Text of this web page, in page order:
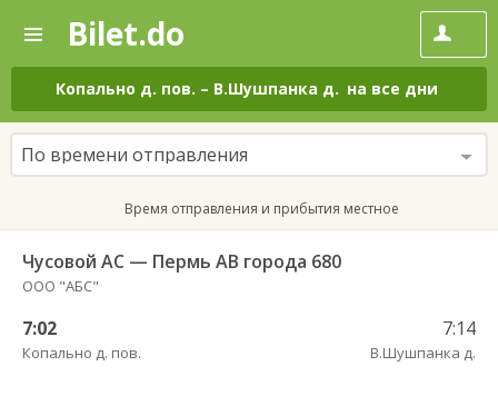
—
Поиск
и
покупка
билетов
на
автобус
онлайн
Bilet.do
Копально д. пов. – В.Шушпанка д. на все дни
По времени отправления
Время отправления и прибытия местное
Чусовой АС — Пермь АВ города 680
ООО "АБС"
7:02
Копально д. пов.
7:14
В.Шушпанка д.